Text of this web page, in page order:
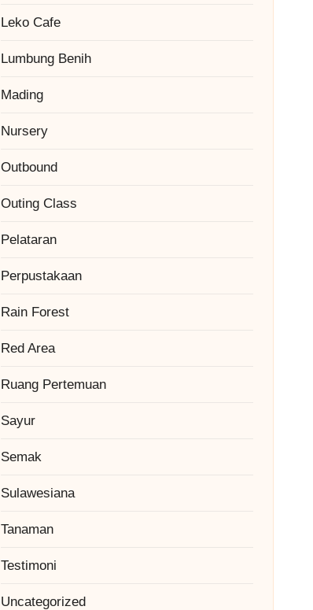
Leko Cafe
Lumbung Benih
Mading
Nursery
Outbound
Outing Class
Pelataran
Perpustakaan
Rain Forest
Red Area
Ruang Pertemuan
Sayur
Semak
Sulawesiana
Tanaman
Testimoni
Uncategorized